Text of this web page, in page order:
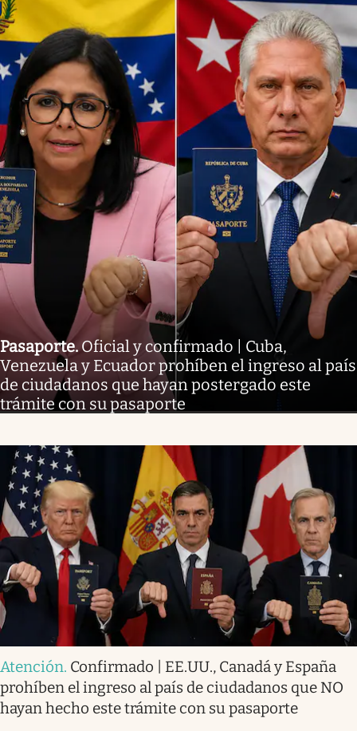
Pasaporte.Oficial y confirmado | Cuba,
Venezuela y Ecuador prohíben el ingreso al país
de ciudadanos que hayan postergado este
trámite con su pasaporte
Atención. Confirmado | EE.UU., Canadá y España
prohíben el ingreso al país de ciudadanos que NO
hayan hecho este trámite con su pasaporte